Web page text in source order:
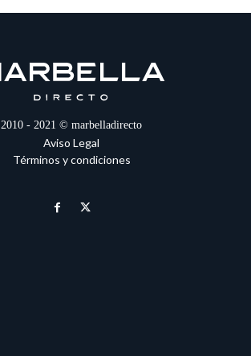
2010 - 2021 © marbelladirecto
Aviso Legal
Términos y condiciones